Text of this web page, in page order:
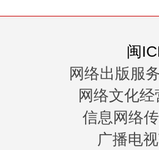
闽
网络出版服
网络文化
信息网络
广播电